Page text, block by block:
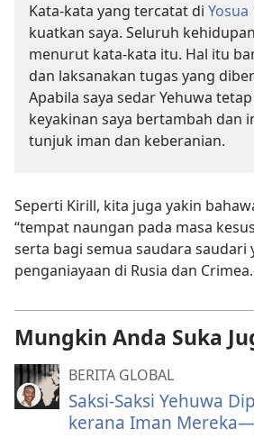
Kata-kata yang tercatat di Yosua
kuatkan saya. Seluruh
menurut kata-kata itu. Hal itu
dan laksanakan tugas yang
Apabila saya sedar Yehuwa
keyakinan saya bertambah dan
tunjuk iman dan keberanian.
Seperti Kirill, kita juga yakin
“tempat naungan pada masa
serta bagi semua saudara saudari
penganiayaan di Rusia dan
Mungkin Anda Suka
BERITA GLOBAL
Saksi-Saksi Yehuwa
kerana Iman